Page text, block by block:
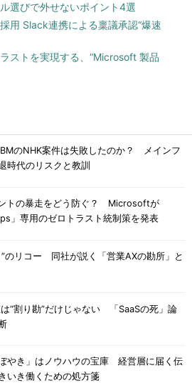
選びで外せないポイント4選
用 Slack連携による稟議承認“爆速
ストを実現する、“Microsoft 製品
のNHK案件は失敗したのか？ メインフ
時代のリスクと教訓
トの暴走をどう防ぐ？ Microsoftが
」専用のゼロトラスト統制策を発表
”のリコー 同社が説く「営業AXの勘所」と
は“割り勘”だけじゃない 「SaaSの死」論
やき」はノウハウの宝庫 経営層に届く伝
いき働くための処方箋